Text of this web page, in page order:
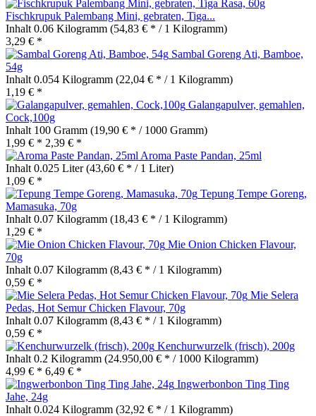
Fischkrupuk Palembang Mini, gebraten, Tiga...
Inhalt 0.06 Kilogramm (54,83 € * / 1 Kilogramm)
3,29 € *
Sambal Goreng Ati, Bamboe,
54g
Inhalt 0.054 Kilogramm (22,04 € * / 1 Kilogramm)
1,19 € *
Galangapulver, gemahlen,
Cock,100g
Inhalt 100 Gramm (19,90 € * / 1000 Gramm)
1,99 € * 2,39 € *
Aroma Paste Pandan, 25ml
Inhalt 0.025 Liter(43,60 € * / 1 Liter)
1,09 € *
Tepung Tempe Goreng,
Mamasuka, 70g
Inhalt 0.07 Kilogramm (18,43 € * / 1 Kilogramm)
1,29 € *
Mie Onion Chicken Flavour,
70g
Inhalt 0.07 Kilogramm (8,43 € * / 1 Kilogramm)
0,59 € *
Mie Selera
Pedas, Hot Semur Chicken Flavour, 70g
Inhalt 0.07 Kilogramm (8,43 € * / 1 Kilogramm)
0,59 € *
Kenchurwurzelk (frisch), 200g
Inhalt 0.2 Kilogramm (24.950,00 € * / 1000 Kilogramm)
4,99 € * 6,49 € *
Ingwerbonbon Ting Ting
Jahe, 24g
Inhalt 0.024 Kilogramm (32,92 € * / 1 Kilogramm)